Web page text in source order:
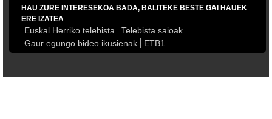
HAU ZURE INTERESEKOA BADA, BALITEKE BESTE GAI HAUEK
ERE IZATEA
Euskal Herriko telebista
Telebista saioak
Gaur egungo bideo ikusienak
ETB1